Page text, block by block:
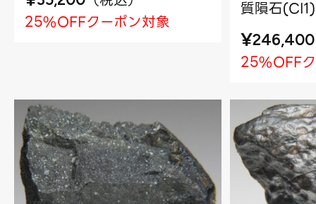
25%OFFクーポン対象
質隕石
¥246,400
25%OFF